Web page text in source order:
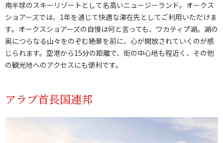
南半球のスキーリゾートとして名高いニュージーランド。オークス
ショアーズでは、1年を通じて快適な滞在先としてご利用いただけま
す。オークスショアーズの自慢は何と言っても、ワカティプ湖。湖の
奥につらなる山々をのぞむ絶景を前に、心が開放されていくのが感
じられます。空港から15分の距離で、街の中心地も程近く、その他
の観光地へのアクセスにも便利です。
アラブ首長国連邦